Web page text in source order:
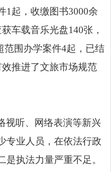
1起，收缴图书3000余
车载音乐光盘140张，
范围办学案件4起，已结
推进了文旅市场规范
视听、网络表演等新兴
专业人员，在依法行政
执法力量严重不足。